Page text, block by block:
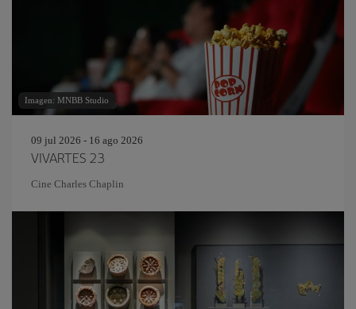
Imagen: MNBB Studio
09 jul 2026 - 16 ago 2026
VIVARTES 23
Cine Charles Chaplin